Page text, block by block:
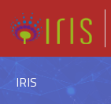
IRIS